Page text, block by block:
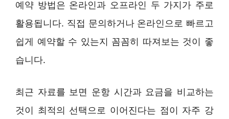
예약 방법은 온라인과 오프라인 두 가지가 주로
활용됩니다. 직접 문의하거나 온라인으로 빠르고
쉽게 예약할 수 있는지 꼼꼼히 따져보는 것이 좋
습니다.
최근 자료를 보면 운항 시간과 요금을 비교하는
것이 최적의 선택으로 이어진다는 점이 자주 강